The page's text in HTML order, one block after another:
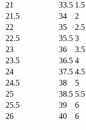
21
33.5 1.5
21.5
34 2
22
35 2.5
22.5
35.5 3
23
36 3.5
23.5
36.5 4
24
37.5 4.5
24.5
38 5
25
38.5 5.5
25.5
39 6
26
40 6